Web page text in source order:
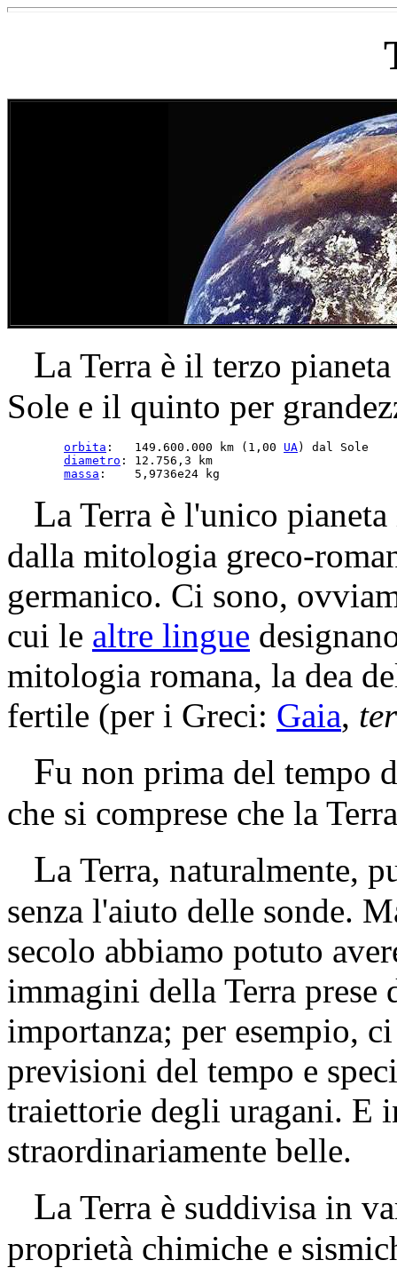
La Terra è il terzo
Sole e il quinto per
orbita :   149.600.000 km (1,00 UA) dal Sole
diametro : 12.756,3 km
massa :    5,9736e24 kg
La Terra è l'unico
dalla mitologia greco-
germanico. Ci sono,
cui le altre lingue
mitologia romana, la dea
fertile (per i Greci: Gaia,
Fu non prima del tempo
che si comprese che la
La Terra, naturalmente,
senza l'aiuto delle sonde.
secolo abbiamo potuto
immagini della Terra
importanza; per esempio,
previsioni del tempo e
traiettorie degli uragani. E
straordinariamente belle.
La Terra è suddivisa in
proprietà chimiche e